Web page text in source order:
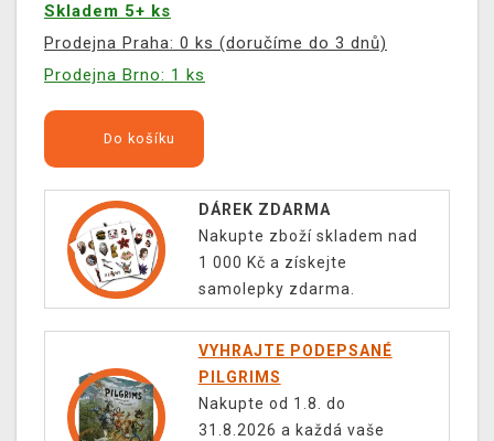
Skladem 5+ ks
Prodejna Praha: 0 ks (doručíme do 3 dnů)
Prodejna Brno: 1 ks
Do košíku
DÁREK ZDARMA
Nakupte zboží skladem nad
1 000 Kč a získejte
samolepky zdarma.
VYHRAJTE PODEPSANÉ
PILGRIMS
Nakupte od 1.8. do
31.8.2026 a každá vaše